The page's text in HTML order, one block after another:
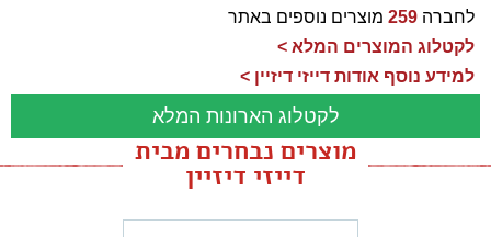
לחברה 259 מוצרים נוספים באתר
לקטלוג המוצרים המלא >
למידע נוסף אודות דייזי דיזיין >
לקטלוג הארונות המלא
מוצרים נבחרים מבית
דייזי דיזיין